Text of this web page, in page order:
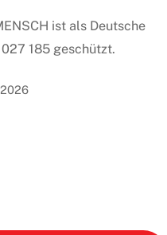
ist als Deutsche
185 geschützt.